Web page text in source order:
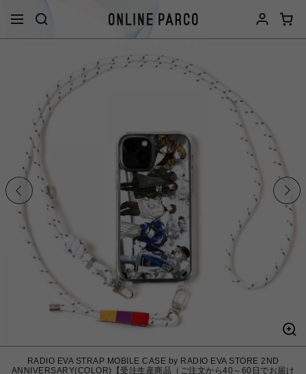
RADIO EVA STRAP MOBILE CASE by RADIO EVA STORE 2ND
ANNIVERSARY(COLOR)【受注生産商品（ご注文から40～60日でお届け